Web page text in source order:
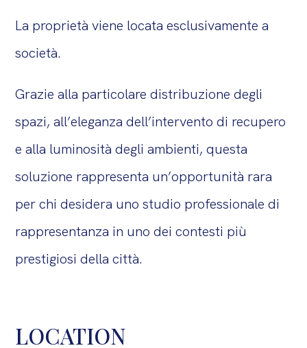
La proprietà viene locata esclusivamente a
società.
Grazie alla particolare distribuzione degli
spazi, all’eleganza dell’intervento di recupero
e alla luminosità degli ambienti, questa
soluzione rappresenta un’opportunità rara
per chi desidera uno studio professionale di
rappresentanza in uno dei contesti più
prestigiosi della città.
LOCATION